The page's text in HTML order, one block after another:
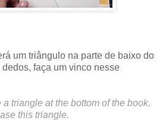
um triângulo na parte de baixo do
dedos, faça um vinco nesse
triangle at the bottom of the book.
this triangle.